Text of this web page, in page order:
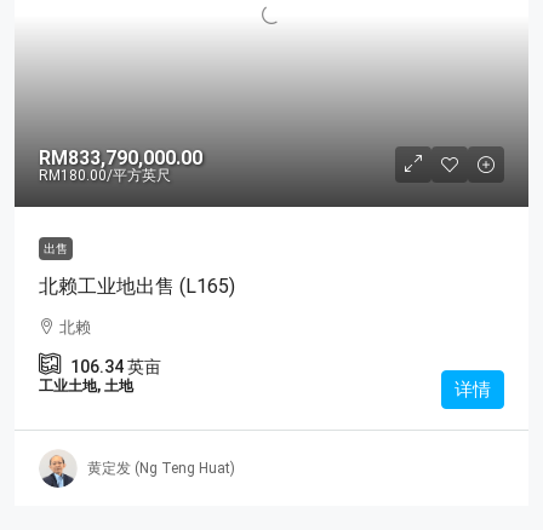
RM833,790,000.00
RM180.00/平方英尺
出售
北赖工业地出售 (L165)
北赖
106.34英亩
工业土地, 土地 详情
黄定发 (Ng Teng Huat)